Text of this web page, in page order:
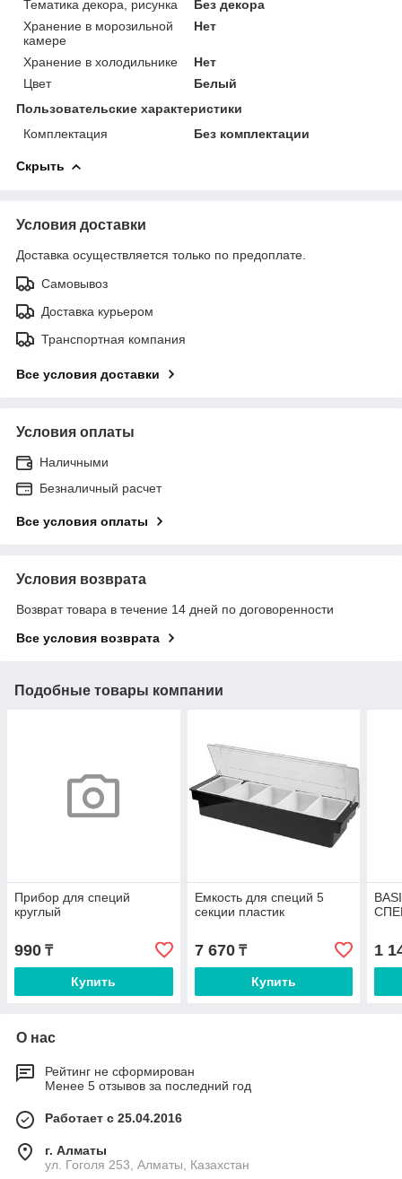
Тематика декора, рисунка
Без декора
Хранение в морозильной
камере
Нет
Хранение в холодильнике
Нет
Цвет
Белый
Пользовательские характеристики
Комплектация
Без комплектации
Скрыть
Условия доставки
Доставка осуществляется только по предоплате.
Самовывоз
Доставка курьером
Транспортная компания
Все условия доставки
Условия оплаты
Наличными
Безналичный расчет
Все условия оплаты
Условия возврата
Возврат товара в течение 14 дней по договоренности
Все условия возврата
Подобные товары компании
Прибор для специй
круглый
990 ₸
Купить
Емкость для специй 5
секции пластик
7 670₸
Купить
1
О нас
Рейтинг не сформирован
Менее 5 отзывов за последний год
Работает с 25.04.2016
г. Алматы
ул. Гоголя 253, Алматы, Казахстан